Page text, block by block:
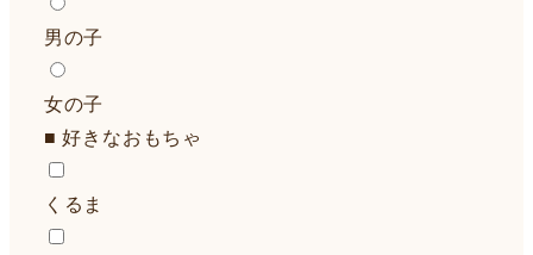
男の子
女の子
■ 好きなおもちゃ
くるま